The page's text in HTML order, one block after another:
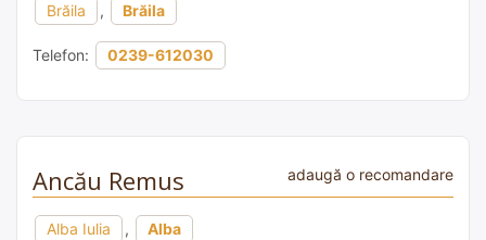
Brăila , Brăila
Telefon: 0239-612030
Ancău Remus adaugă o recomandare
Alba Iulia , Alba